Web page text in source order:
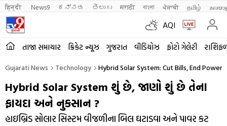
हिन्दी News9 ಕನ್ನಡ తెలుగు मराठी বাংলা ਪੰਜਾਬੀ தமிழ்
AQI
તાજા સમાચાર ક્રિકેટ ન્યૂઝ ગુજરાત વીડિયોઝ ફોટો ગેલેરી
Gujarati News Technology Hybrid Solar System: Cut Bills, End Power
Hybrid Solar System શું છે, જાણો શું છે તેના
ફાયદા અને નુકસાન ?
હાઇબ્રિડ સોલાર સિસ્ટમ વીજળીના બિલ ઘટાડવા અને પાવર કટ